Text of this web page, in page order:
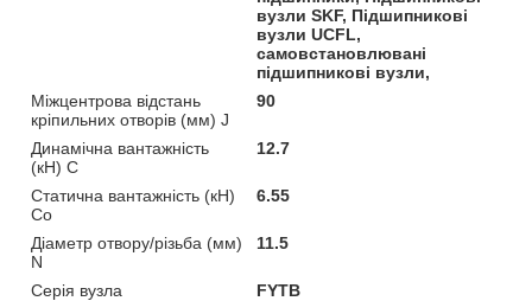
вузли SKF, Підшипникові
вузли UCFL,
самовстановлювані
підшипникові вузли,
Міжцентрова відстань
кріпильних отворів (мм) J
90
Динамічна вантажність
(кН) C
12.7
Статична вантажність (кН)
Co
6.55
Діаметр отвору/різьба (мм)
N
11.5
Серія вузла
FYTB